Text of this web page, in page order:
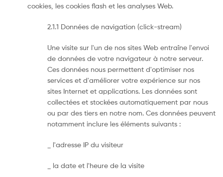
cookies, les cookies flash et les analyses Web.
2.1.1 Données de navigation (click-stream)
Une visite sur l'un de nos sites Web entraîne l'envoi
de données de votre navigateur à notre serveur.
Ces données nous permettent d'optimiser nos
services et d'améliorer votre expérience sur nos
sites Internet et applications. Les données sont
collectées et stockées automatiquement par nous
ou par des tiers en notre nom. Ces données peuvent
notamment inclure les éléments suivants :
_ l'adresse IP du visiteur
_ la date et l'heure de la visite